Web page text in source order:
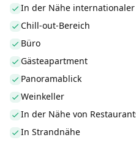
In der Nähe internationaler
Chill-out-Bereich
Büro
Gästeapartment
Panoramablick
Weinkeller
In der Nähe von
In Strandnähe